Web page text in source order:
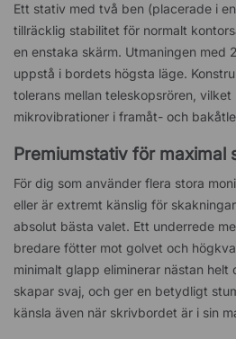
Ett stativ med två ben (placerade i
tillräcklig stabilitet för normalt
en enstaka skärm. Utmaningen med
uppstå i bordets högsta läge.
tolerans mellan teleskopsrören, vilket
mikrovibrationer i framåt- och
Premiumstativ för maximal
För dig som använder flera stora
eller är extremt känslig för
absolut bästa valet. Ett underrede
bredare fötter mot golvet och
minimalt glapp eliminerar nästan
skapar svaj, och ger en betydligt
känsla även när skrivbordet är i sin